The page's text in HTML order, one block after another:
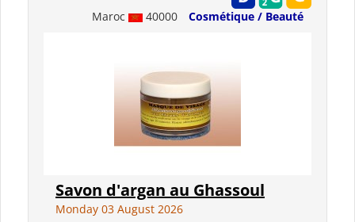
Maroc 40000 Cosmétique / Beauté
Savon d'argan au Ghassoul
Monday 03 August 2026